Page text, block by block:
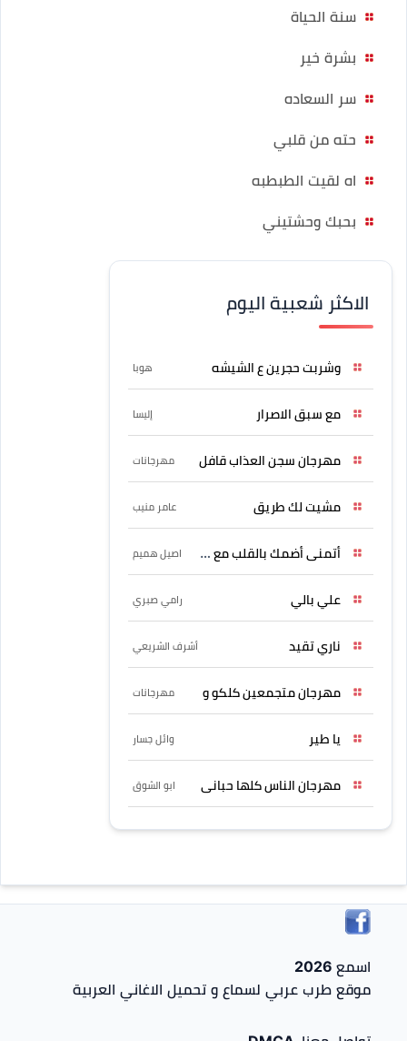
سنة الحياة
بشرة خير
سر السعاده
حته من قلبي
اه لقيت الطبطبه
بحبك وحشتيني
الاكثر شعبية اليوم
وشربت حجرين ع الشيشه هوبا
مع سبق الاصرار إليسا
مهرجان سجن العذاب قافل مهرجانات
مشيت لك طريق عامر منيب
أتمنى أضمك بالقلب مع حسين اصيل هميم
علي بالي رامي صبري
ناري تقيد أشرف الشريعي
مهرجان متجمعين كلكو و مهرجانات
يا طير وائل جسار
مهرجان الناس كلها حبانى ابو الشوق
اسمع 2026
موقع طرب عربي لسماع و تحميل الاغاني العربية